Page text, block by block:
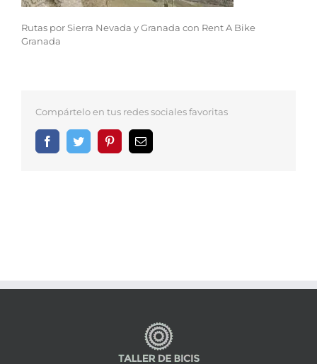
Rutas por Sierra Nevada y Granada con Rent A Bike
Granada
Compártelo en tus redes sociales favoritas
FacebookTwitter PinterestCorreo
electrónico